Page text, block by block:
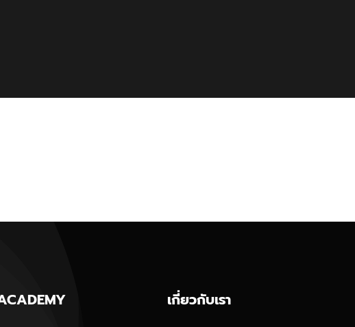
เกี่ยวกับเรา